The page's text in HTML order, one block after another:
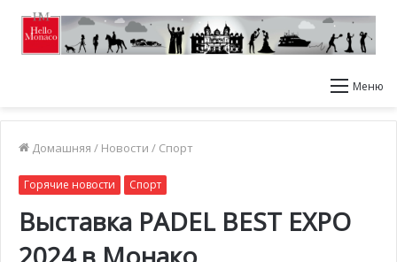
Меню
Домашняя / Новости / Спорт
Горячие новости Спорт
Выставка PADEL BEST EXPO